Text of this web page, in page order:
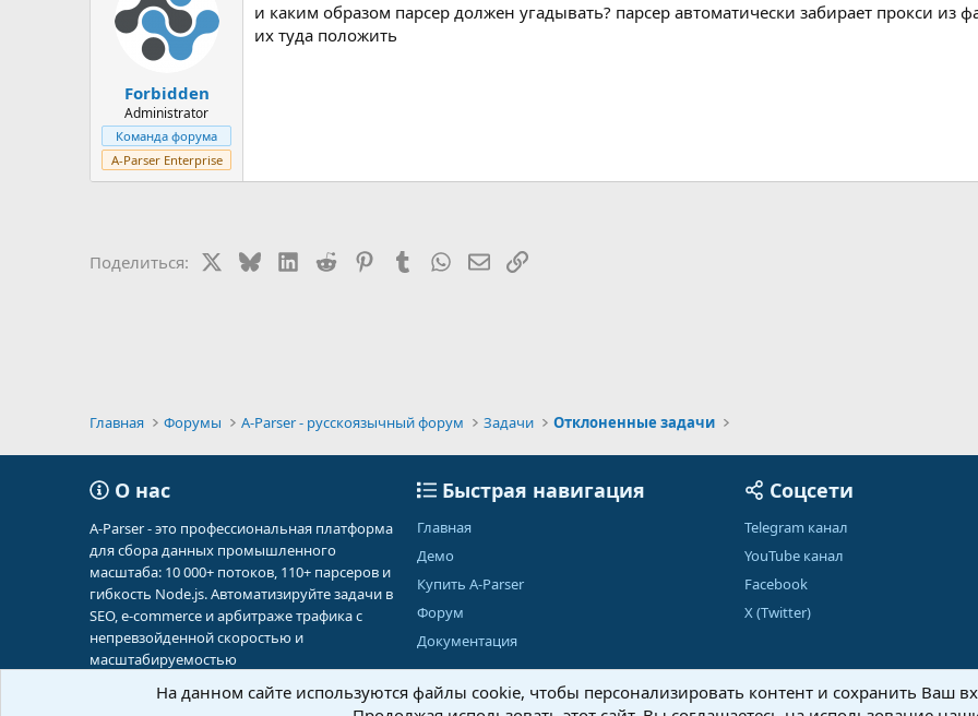
Forbidden
Administrator
Команда форума
A-Parser Enterprise
и каким образом парсер должен угадывать? парсер автоматически забирает прокси из
их туда положить
Поделиться: BlueskyLinkedIn
Reddit PinterestTumblrWhatsAppЭлектронная почта
Ссылка
Главная Форумы A-Parser - русскоязычный форум Задачи Отклоненные задачи
О нас
A-Parser - это профессиональная платформа
для сбора данных промышленного
масштаба: 10 000+ потоков, 110+ парсеров и
гибкость Node.js. Автоматизируйте задачи в
SEO, e-commerce и арбитраже трафика с
непревзойденной скоростью и
масштабируемостью
Быстрая навигация
Главная
Демо
Купить A-Parser
Форум
Документация
Соцсети
Telegram канал
YouTube канал
Facebook
X (Twitter)
На данном сайте используются файлы cookie, чтобы персонализировать контент и сохранить Ваш